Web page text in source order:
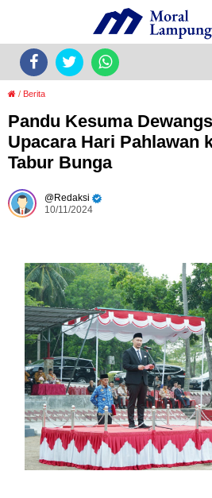
/ Berita
Pandu Kesuma
Upacara Hari Pahlawan
Tabur Bunga
Redaksi
10/11/2024